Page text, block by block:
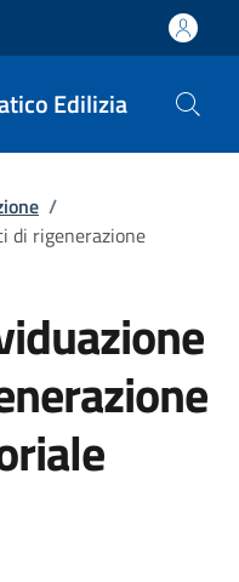
Edilizia
/
di rigenerazione